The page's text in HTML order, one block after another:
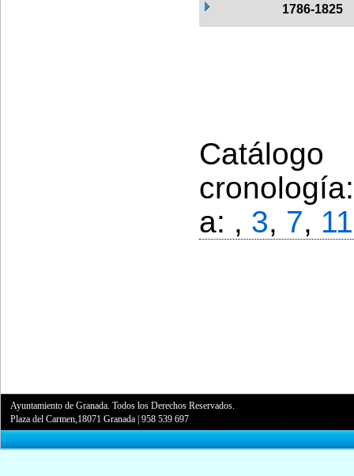
1786-1825
a: , 3, 7, 11
Ayuntamiento de Granada. Todos los Derechos Reservados.
Plaza del Carmen,18071 Granada |958 539 697